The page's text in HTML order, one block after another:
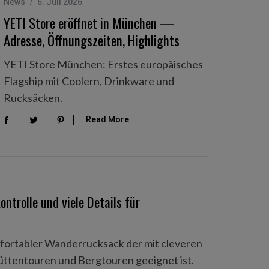
YETI Store eröffnet in München —
Adresse, Öffnungszeiten, Highlights
YETI Store München: Erstes europäisches
Flagship mit Coolern, Drinkware und
Rucksäcken.
Read More
und viele Details für
Wanderrucksack der mit cleveren
und Bergtouren geeignet ist.